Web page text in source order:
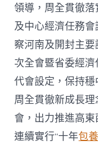
領導，周全貫徹
及中心經濟任務
察河南及開封主
次全會暨省委經
代會設定，保持
周全貫徹新成長
會，出力推進高東
連續實行“十年包